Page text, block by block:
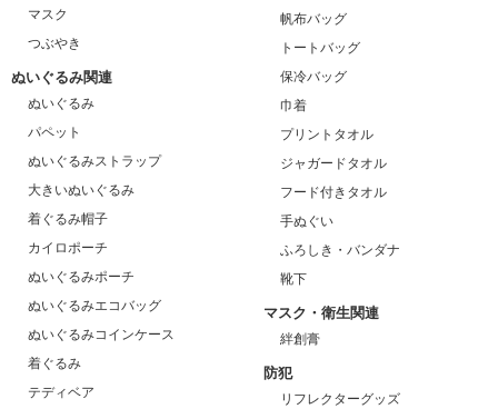
マスク
つぶやき
ぬいぐるみ関連
ぬいぐるみ
パペット
ぬいぐるみストラップ
大きいぬいぐるみ
着ぐるみ帽子
カイロポーチ
ぬいぐるみポーチ
ぬいぐるみエコバッグ
ぬいぐるみコインケース
着ぐるみ
テディベア
帆布バッグ
トートバッグ
保冷バッグ
巾着
プリントタオル
ジャガードタオル
フード付きタオル
手ぬぐい
ふろしき・バンダナ
靴下
マスク・衛生関連
絆創膏
防犯
リフレクターグッズ